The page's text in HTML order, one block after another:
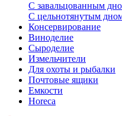
С завальцованным
С цельнотянутым
Консервирование
Виноделие
Сыроделие
Измельчители
Для охоты и рыбалки
Почтовые ящики
Емкости
Horeca